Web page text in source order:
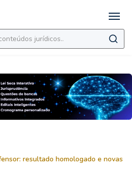
resultado homologado e novas